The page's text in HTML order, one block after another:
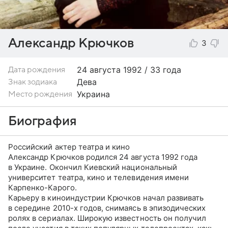
Александр Крючков 3
Дата рождения 24 августа 1992 / 33 года
Знак зодиака Дева
Место рождения Украина
Биография
Российский актер театра и кино
Александр Крючков родился 24 августа 1992 года
в Украине. Окончил Киевский национальный
университет театра, кино и телевидения имени
Карпенко-Карого.
Карьеру в киноиндустрии Крючков начал развивать
в середине 2010-х годов, снимаясь в эпизодических
ролях в сериалах. Широкую известность он получил